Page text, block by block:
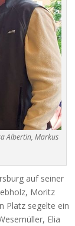
Albertin, Markus
auf seiner
Moritz
Platz segelte ein
Elia